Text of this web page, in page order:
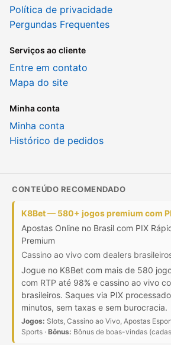
Política de privacidade
Pergundas Frequentes
Serviços ao cliente
Entre em contato
Mapa do site
Minha conta
Minha conta
Histórico de pedidos
CONTEÚDO RECOMENDADO
K8Bet — 580+ jogos premium com
Apostas Online no Brasil com PIX
Premium
Cassino ao vivo com dealers
Jogue no K8Bet com mais de 580
com RTP até 98% e cassino ao vivo
brasileiros. Saques via PIX
minutos, sem taxas e sem burocracia.
Jogos: Slots, Cassino ao Vivo, Apostas
Sports · Bônus: Bônus de boas-vindas